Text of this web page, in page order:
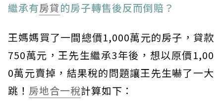
繼承有房貸的房子轉售後反而倒賠？
王媽媽買了一間總價1,000萬元的房子，貸款
750萬元，王先生繼承3年後，想以原價1,00
0萬元賣掉，結果稅的問題讓王先生嚇了一大
跳！ 房地合一稅計算如下：